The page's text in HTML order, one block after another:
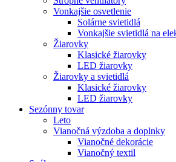
Vonkajšie osvetlenie
Solárne svietidlá
Vonkajšie svietidlá na
Žiarovky
Klasické žiarovky
LED žiarovky
Žiarovky a svietidlá
Klasické žiarovky
LED žiarovky
Sezónny tovar
Leto
Vianočná výzdoba a doplnky
Vianočné dekorácie
Vianočný textil